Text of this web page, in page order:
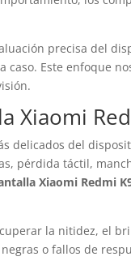
precisa del
caso. Este enfoque
Xiaomi
delicados del
pérdida táctil,
Xiaomi Redmi
la nitidez, el
o fallos de